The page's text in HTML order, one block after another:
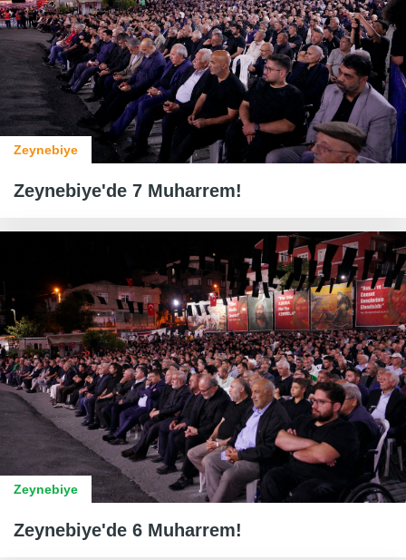
Zeynebiye
Zeynebiye'de 7 Muharrem!
Zeynebiye
Zeynebiye'de 6 Muharrem!